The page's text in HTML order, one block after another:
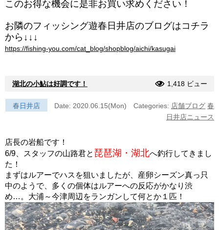
このお得な機会に是非お買い求めください！
お隣のフィッシング遊春日井店のブログはコチラ
から↓↓↓
https://fishing-you.com/cat_blog/shopblog/aichi/kasugai
湖北の小鮎は好調です！ 1,418 ビュー
春日井店 Date: 2020.06.15(Mon) Categories: 店舗ブログ 春
日井店ニュース
店長の岩船です！
6/9、スタッフの山路君と 琵琶湖・湖北へ釣行してきまし
た！
まずはルアーでハスを狙いましたが、産卵シーズン真っ只
中のようで、多くの個体はルアーへの反応がかなり渋
め…。大浦～今津周辺をランガンして何とか１匹！